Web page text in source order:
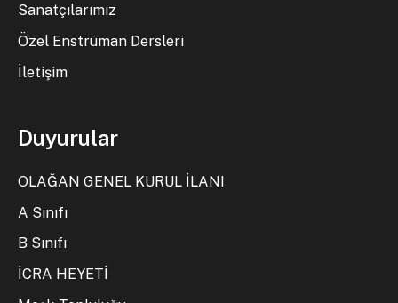
Sanatçılarımız
Özel Enstrüman Dersleri
İletişim
Duyurular
OLAĞAN GENEL KURUL İLANI
A Sınıfı
B Sınıfı
İCRA HEYETİ